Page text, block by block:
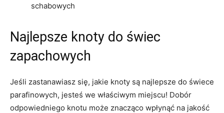
schabowych
Najlepsze knoty do świec⁢
zapachowych
Jeśli zastanawiasz się, ⁤jakie knoty⁢ są najlepsze⁤ do świece
parafinowych, jesteś we właściwym miejscu! Dobór
odpowiedniego knotu może znacząco wpłynąć na ‍jakość